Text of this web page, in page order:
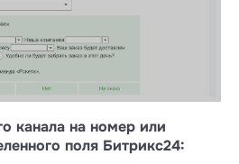
канала на номер или
поля Битрикс24: